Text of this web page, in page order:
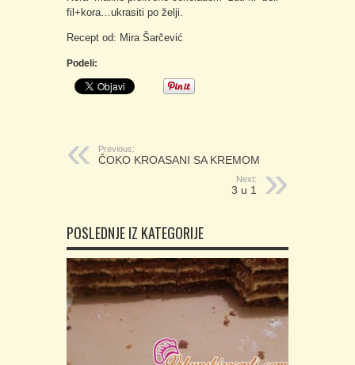
fil+kora…ukrasiti po želji.
Recept od: Mira Šarčević
Podeli:
Previous:
ČOKO KROASANI SA KREMOM
Next:
3 u 1
POSLEDNJE IZ KATEGORIJE